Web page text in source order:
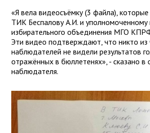
«Я вела видеосъёмку (3 файла),
ТИК Беспалову А.И. и уполномоченному
избирательного объединения МГО
Эти видео подтверждают, что никто из
наблюдателей не видели результатов
отражённых в бюллетенях», - сказано в
наблюдателя.